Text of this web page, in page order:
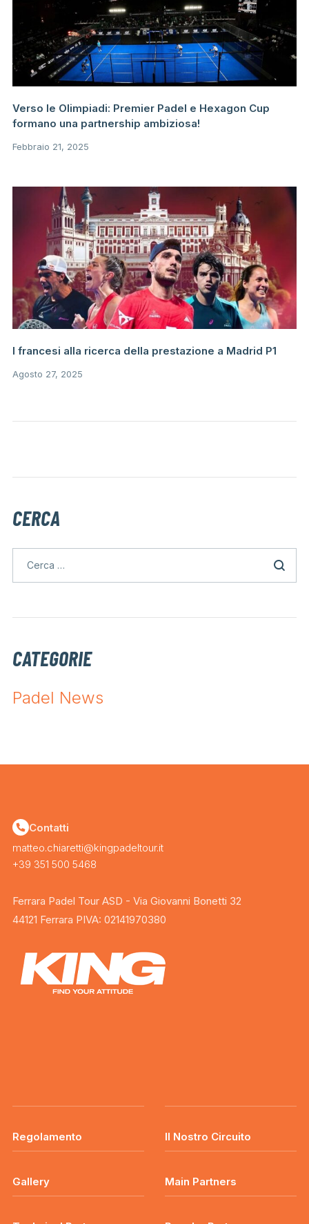
Verso le Olimpiadi: Premier Padel e Hexagon Cup
formano una partnership ambiziosa!
Febbraio 21, 2025
I francesi alla ricerca della prestazione a Madrid P1
Agosto 27, 2025
CERCA
CATEGORIE
Padel News
Contatti
matteo.chiaretti@kingpadeltour.it
+39 351 500 5468
Ferrara Padel Tour ASD - Via Giovanni Bonetti 32
44121 Ferrara PIVA: 02141970380
Regolamento Il Nostro Circuito
Gallery Main Partners